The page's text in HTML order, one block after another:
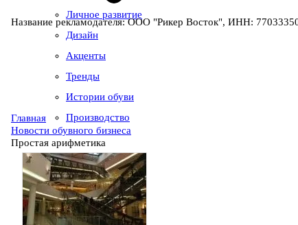
Личное развитие
Дизайн
Акценты
Тренды
Истории обуви
Производство
Название рекламодателя: ООО "Рикер Восток", ИНН:
Главная
Новости обувного бизнеса
Простая арифметика